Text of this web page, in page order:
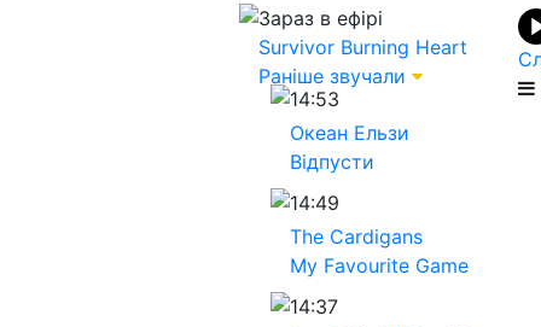
Зараз в ефірі
Survivor Burning Heart
Раніше звучали
14:53
Океан Ельзи
Вiдпусти
14:49
The Cardigans
My Favourite Game
14:37